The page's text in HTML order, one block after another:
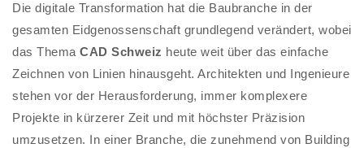
Die digitale Transformation hat die Baubranche in der
gesamten Eidgenossenschaft grundlegend verändert, wobei
das Thema CAD Schweiz heute weit über das einfache
Zeichnen von Linien hinausgeht. Architekten und Ingenieure
stehen vor der Herausforderung, immer komplexere
Projekte in kürzerer Zeit und mit höchster Präzision
umzusetzen. In einer Branche, die zunehmend von Building